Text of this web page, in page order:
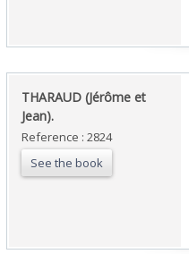
‎THARAUD (Jérôme et
Jean).‎
Reference : 2824
See the book